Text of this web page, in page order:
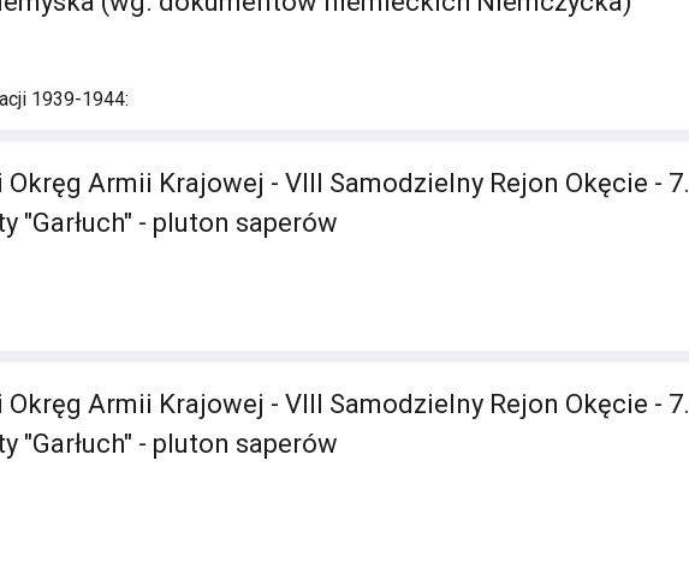
1939-1944:
Armii Krajowej - VIII Samodzielny Rejon Okęcie - 7.
"Garłuch" - pluton saperów
Armii Krajowej - VIII Samodzielny Rejon Okęcie - 7.
"Garłuch" - pluton saperów